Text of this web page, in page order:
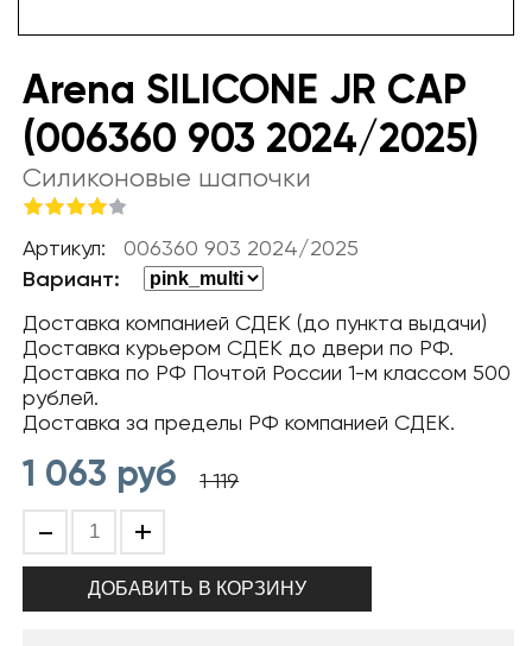
Arena SILICONE JR CAP
(006360 903 2024/2025)
Силиконовые шапочки
Артикул: 006360 903 2024/2025
Вариант:
Доставка компанией СДЕК (до пункта выдачи)
Доставка курьером СДЕК до двери по РФ.
Доставка по РФ Почтой России 1-м классом 500
рублей.
Доставка за пределы РФ компанией СДЕК.
1 063 руб 1 119
- +